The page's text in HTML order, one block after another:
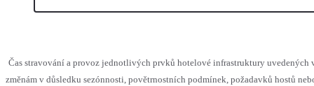
Čas stravování a provoz jednotlivých prvků hotelové infrastruktury uvedených
změnám v důsledku sezónnosti, povětrnostních podmínek, požadavků hostů